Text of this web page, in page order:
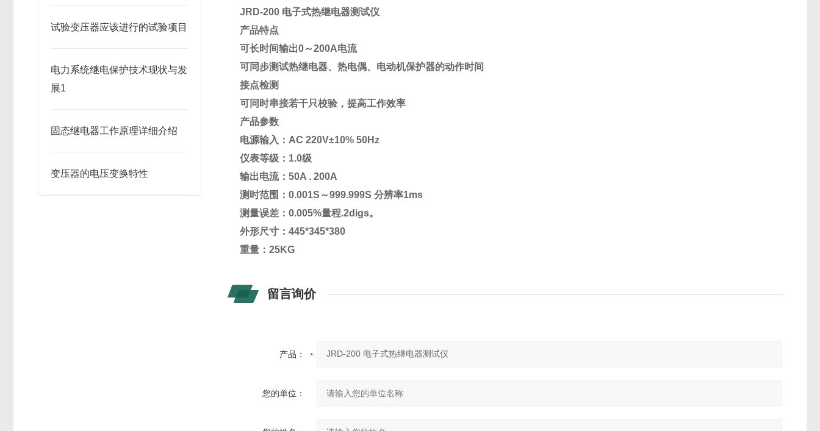
试验变压器应该进行的试验项目
电力系统继电保护技术现状与发
展1
固态继电器工作原理详细介绍
变压器的电压变换特性
JRD-200 电子式热继电器测试仪
产品特点
可长时间输出0～200A电流
可同步测试热继电器、热电偶、电动机保护器的动作时间
接点检测
可同时串接若干只校验，提高工作效率
产品参数
电源输入：AC 220V±10% 50Hz
仪表等级：1.0级
输出电流：50A . 200A
测时范围：0.001S～999.999S 分辨率1ms
测量误差：0.005%量程.2digs。
外形尺寸：445*345*380
重量：25KG
留言询价
产品：
您的单位：